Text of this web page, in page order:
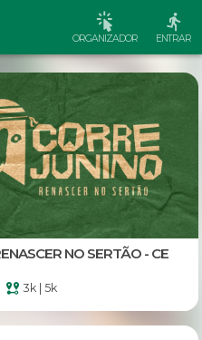
ORGANIZADOR ENTRAR
NO SERTÃO - CE
3k | 5k